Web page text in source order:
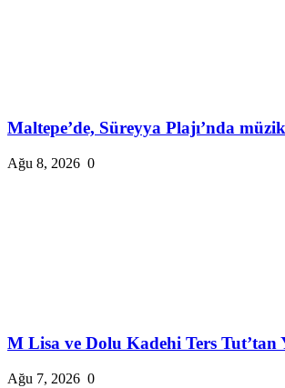
Maltepe’de, Süreyya Plajı’nda
Ağu 8, 2026 0
M Lisa ve Dolu Kadehi Ters Tut’tan
Ağu 7, 2026 0